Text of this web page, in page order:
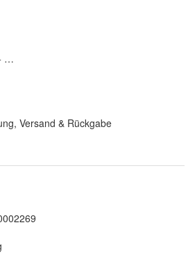
Kitzinger Verkork Apparat + 100 Korken gerade
Versand & Rückgabe